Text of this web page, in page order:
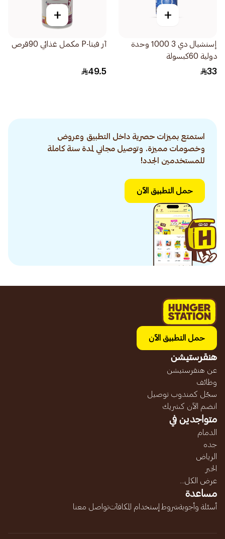
+
إسنشيال دي 3 1000 وحدة
دولية 60كبسولة
33
+
آر فيتا-P مكمل غذائي 90قرص
49.5
استمتع بميزات حصرية داخل التطبيق وعروض
وخصومات مميزة. وتوصيل مجاني لمدة سنة كاملة
للمستخدمين الجدد!
حمل التطبيق الآن
حمل التطبيق الآن
هنقرستيشن
عن هنقرستيشن
وظائف
سجّل كمندوب توصيل
انضم الآن كشريك
متواجدين في
الدمام
جده
الرياض
الخبر
عرض الكل...
مساعدة
أسئلة وأجوبةشروط إستخدام المكافآتتواصل معنا